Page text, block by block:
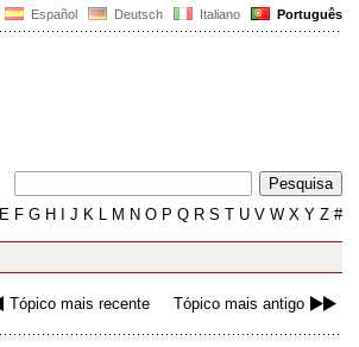
Español Deutsch Italiano Português
E F G H J K L M N O P Q R S T U V W X Y Z #
Tópico mais recente Tópico mais antigo